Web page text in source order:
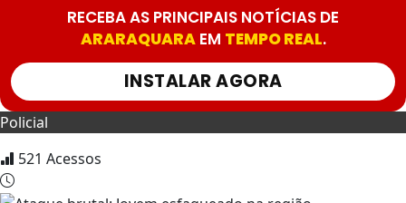
RECEBA AS PRINCIPAIS NOTÍCIAS DE
ARARAQUARAEM TEMPO REAL.
INSTALAR AGORA
Policial
521 Acessos